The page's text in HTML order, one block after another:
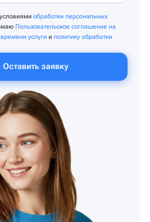
обработки персональных
Пользовательское соглашение на
услуги и политику обработки
Оставить заявку